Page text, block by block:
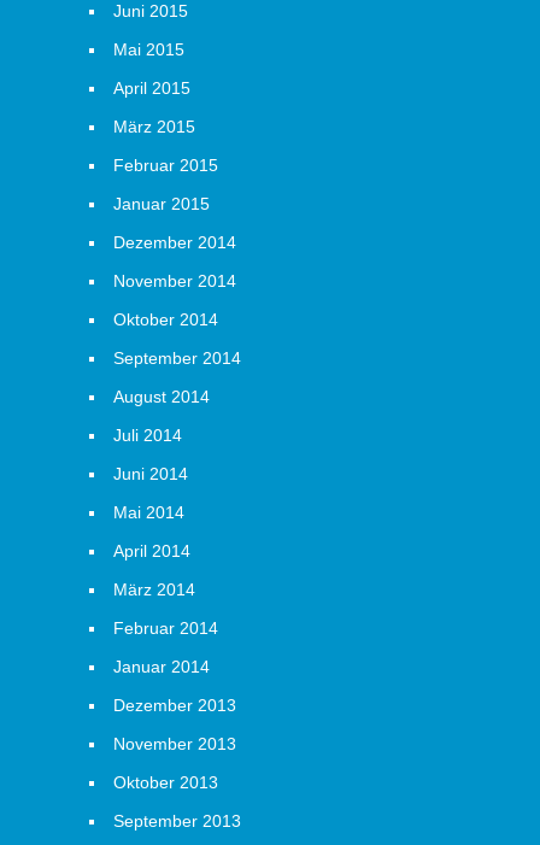
Juni 2015
Mai 2015
April 2015
März 2015
Februar 2015
Januar 2015
Dezember 2014
November 2014
Oktober 2014
September 2014
August 2014
Juli 2014
Juni 2014
Mai 2014
April 2014
März 2014
Februar 2014
Januar 2014
Dezember 2013
November 2013
Oktober 2013
September 2013